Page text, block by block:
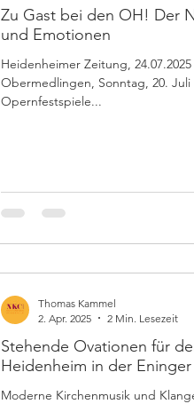
Zu Gast bei den OH! Der
und Emotionen
Heidenheimer Zeitung,
Obermedlingen, Sonntag, 20. Juli
Opernfestspiele...
Stehende Ovationen für
Heidenheim in der
Moderne Kirchenmusik und
Thomas Kammel
2. Apr. 2025
2 Min. Lesezeit